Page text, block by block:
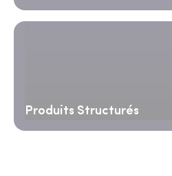
Produits Structurés